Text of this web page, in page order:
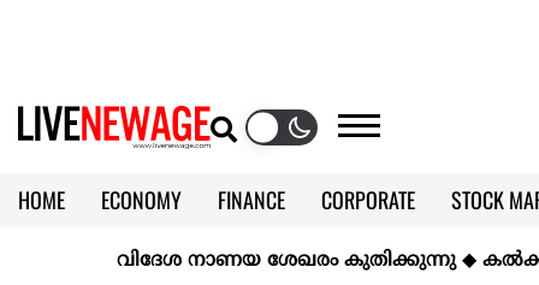
HOME ECONOMY FINANCE CORPORATE
STOCK
KERALA @70
വിദേശ നാണയ ശേഖരം കുതിക്കുന്നു◆